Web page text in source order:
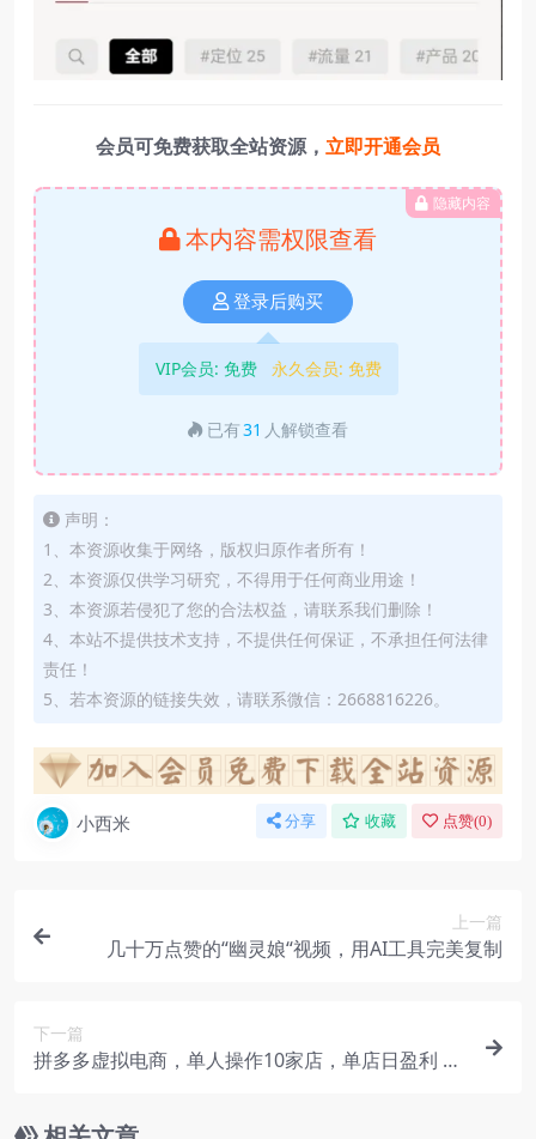
会员可免费获取全站资源， 立即开通会员
隐藏内容
本内容需权限查看
登录后购买
VIP会员: 免费 永久会员: 免费
已有31 人解锁查看
声明：
1、本资源收集于网络，版权归原作者所有！
2、本资源仅供学习研究，不得用于任何商业用途！
3、本资源若侵犯了您的合法权益，请联系我们删除！
4、本站不提供技术支持，不提供任何保证，不承担任何法律
责任！
5、若本资源的链接失效，请联系微信：2668816226。
小西米 分享 收藏 点赞(0)
上一篇
几十万点赞的“幽灵娘“视频，用AI工具完美复制
下一篇
拼多多虚拟电商，单人操作10家店，单店日盈利 10